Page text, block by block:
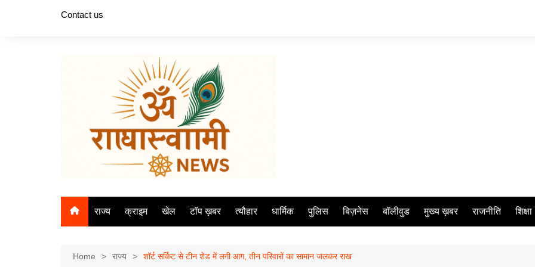
Contact us
राज्य क्राइम खेल टॉप ख़बर त्यौहार धार्मिक पुलिस बिज़नेस बॉलीवुड मुख्य ख़बर राजनीति शिक्षा
Home राज्य शॉर्ट सर्किट से टीन शेड में लगी आग, तीन परिवारों का सामान जलकर राख